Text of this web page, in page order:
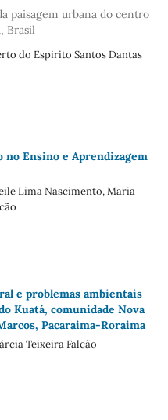
paisagem urbana do centro
Brasil
do Espirito Santos Dantas
no Ensino e Aprendizagem
Lima Nascimento, Maria
e problemas ambientais
Kuatá, comunidade Nova
Pacaraima-Roraima
Teixeira Falcão